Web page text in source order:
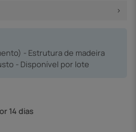
- Estrutura de madeira
- Disponível por lote
14 dias